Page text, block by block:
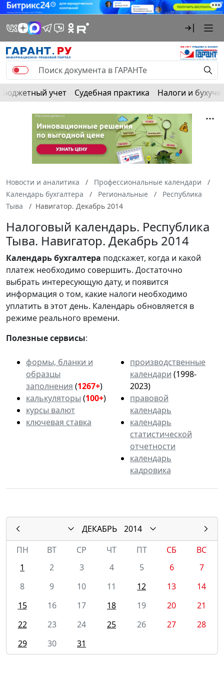
Бюджетный учет Судебная практика Налоги и
Новости и аналитика
Профессиональные календари
Календарь бухгалтера
Региональные
Республика
Тыва
Навигатор. Декабрь 2014
Налоговый календарь. Республика
Тыва. Навигатор. Декабрь 2014
Календарьбухгалтера подскажет, когда и какой
платеж необходимо совершить. Достаточно
выбрать интересующую дату, и появится
информация о том, какие налоги необходимо
уплатить в этот день. Календарь обновляется в
режиме реального времени.
Полезные сервисы:
формы, бланки и
образцы
заполнения (1267+)
калькуляторы (100+)
курсы валют
ключевая ставка
производственные
календари (1998-
2023)
правовой
календарь
календарь
статистической
отчетности
календарь
кадровика
ДЕКАБРЬ
2014
ПН
ВТ СР ЧТ ПТ СБ
ВС
1
2 3 4 5 6
7
8
9 10 11 12 13
14
15
16 17 18 19 20
21
22
23 24 25 26 27
28
29
30 31